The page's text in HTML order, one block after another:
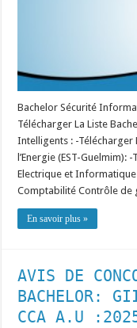
Bachelor Sécurité
Télécharger La Liste
Intelligents : -Télécharger
l’Energie (EST-Guelmim):
Electrique et
Comptabilité Contrôle de
En savoir plus »
AVIS DE
BACHELOR:
CCA A.U